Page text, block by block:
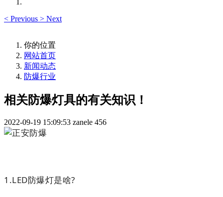
< Previous > Next
你的位置
网站首页
新闻动态
防爆行业
相关防爆灯具的有关知识！
2022-09-19 15:09:53 zanele 456
1.LED防爆灯是啥?